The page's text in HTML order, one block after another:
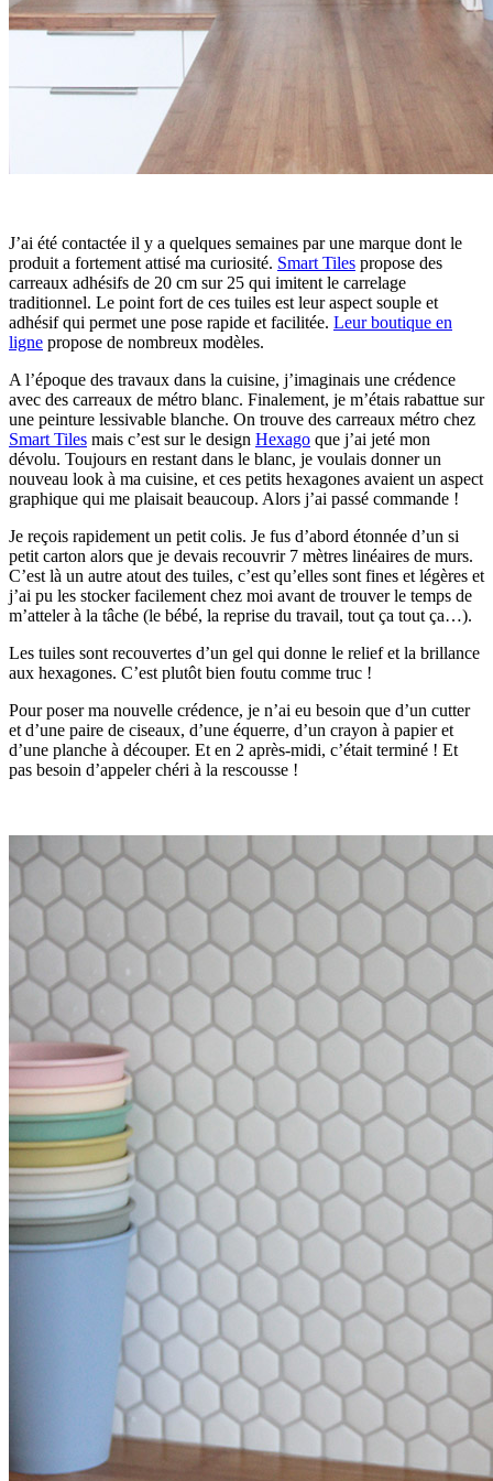
J’ai été contactée il y a quelques semaines par une marque dont le
produit a fortement attisé ma curiosité. Smart Tiles propose des
carreaux adhésifs de 20 cm sur 25 qui imitent le carrelage
traditionnel. Le point fort de ces tuiles est leur aspect souple et
adhésif qui permet une pose rapide et facilitée. Leur boutique en
ligne propose de nombreux modèles.
A l’époque des travaux dans la cuisine, j’imaginais une crédence
avec des carreaux de métro blanc. Finalement, je m’étais rabattue sur
une peinture lessivable blanche. On trouve des carreaux métro chez
Smart Tiles mais c’est sur le design Hexago que j’ai jeté mon
dévolu. Toujours en restant dans le blanc, je voulais donner un
nouveau look à ma cuisine, et ces petits hexagones avaient un aspect
graphique qui me plaisait beaucoup. Alors j’ai passé commande !
Je reçois rapidement un petit colis. Je fus d’abord étonnée d’un si
petit carton alors que je devais recouvrir 7 mètres linéaires de murs.
C’est là un autre atout des tuiles, c’est qu’elles sont fines et légères et
j’ai pu les stocker facilement chez moi avant de trouver le temps de
m’atteler à la tâche (le bébé, la reprise du travail, tout ça tout ça…).
Les tuiles sont recouvertes d’un gel qui donne le relief et la brillance
aux hexagones. C’est plutôt bien foutu comme truc !
Pour poser ma nouvelle crédence, je n’ai eu besoin que d’un cutter
et d’une paire de ciseaux, d’une équerre, d’un crayon à papier et
d’une planche à découper. Et en 2 après-midi, c’était terminé ! Et
pas besoin d’appeler chéri à la rescousse !